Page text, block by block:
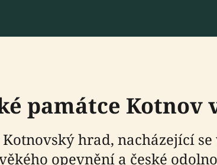
památce Kotnov
hrad, nacházející
opevnění a české